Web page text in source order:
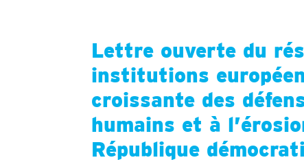
Lettre ouverte du
institutions
croissante des
humains et à
République